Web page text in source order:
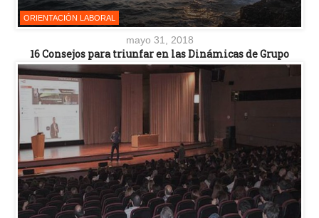
ORIENTACIÓN LABORAL
mayo 31, 2018
16 Consejos para triunfar en las Dinámicas de Grupo